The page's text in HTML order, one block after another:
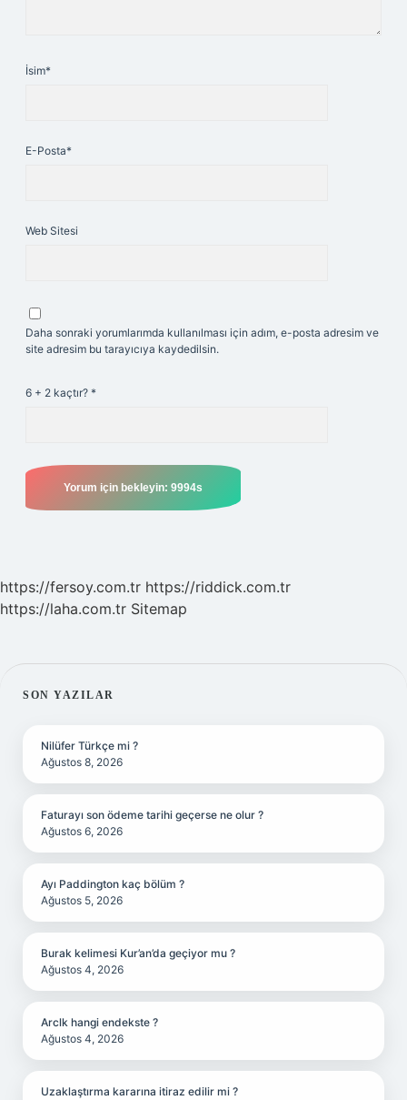
İsim*
E-Posta*
Web Sitesi
Daha sonraki yorumlarımda kullanılması için adım, e-posta adresim ve
site adresim bu tarayıcıya kaydedilsin.
6 + 2 kaçtır? *
https://fersoy.com.tr https://riddick.com.tr
https://laha.com.tr Sitemap
SIDEBAR
SON YAZILAR
Nilüfer Türkçe mi ?
Ağustos 8, 2026
Faturayı son ödeme tarihi geçerse ne olur ?
Ağustos 6, 2026
Ayı Paddington kaç bölüm ?
Ağustos 5, 2026
Burak kelimesi Kur’an’da geçiyor mu ?
Ağustos 4, 2026
Arclk hangi endekste ?
Ağustos 4, 2026
Uzaklaştırma kararına itiraz edilir mi ?